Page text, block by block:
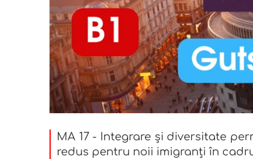
MA 17 - Integrare și diversitate
redus pentru noii imigranți în